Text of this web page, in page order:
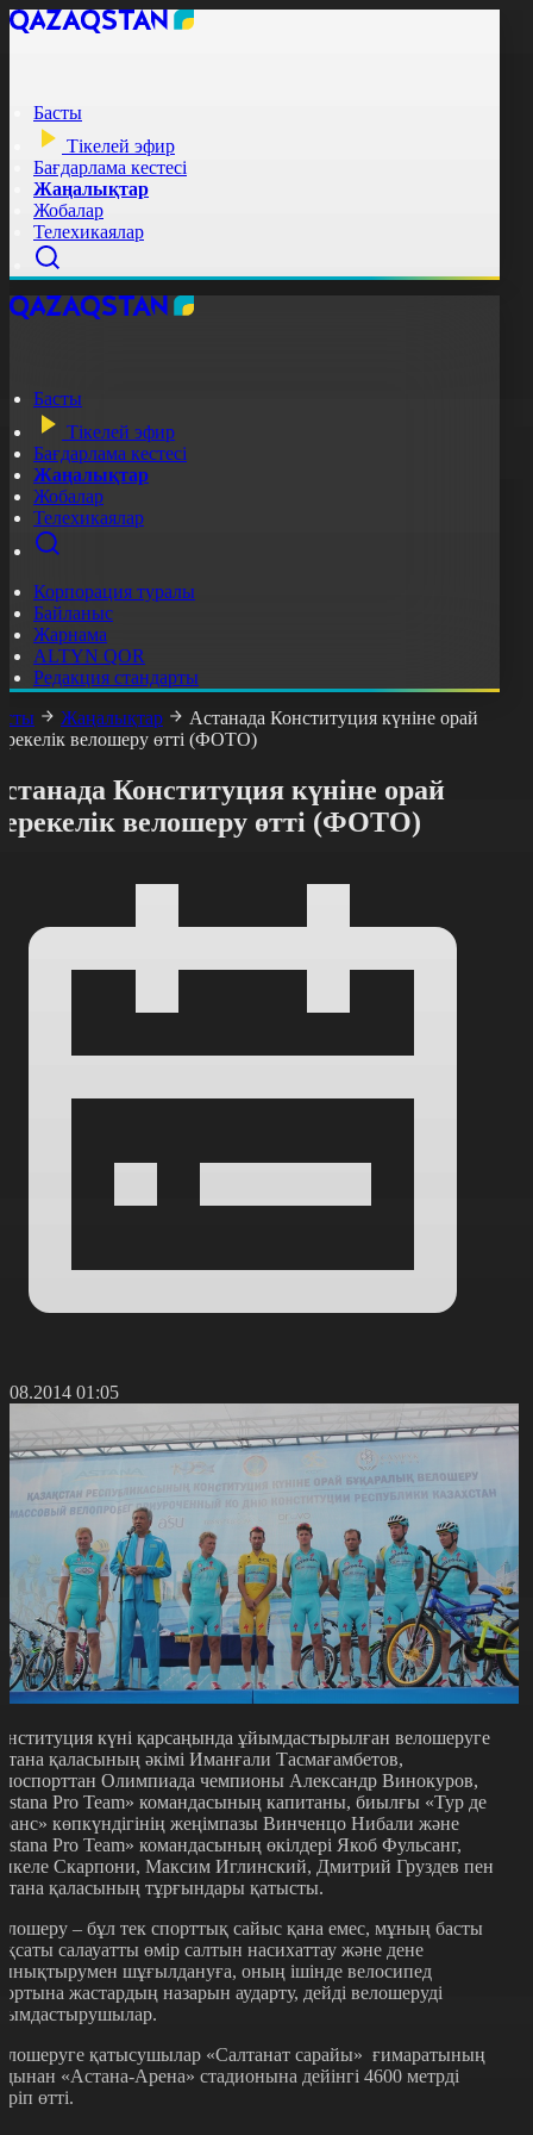
Басты
Тікелей эфир
Бағдарлама кестесі
Жаңалықтар
Жобалар
Телехикаялар
Басты
Тікелей эфир
Бағдарлама кестесі
Жаңалықтар
Жобалар
Телехикаялар
Корпорация туралы
Байланыс
Жарнама
ALTYN QOR
Редакция стандарты
Жаңалықтар
Астанада Конституция күніне орай
велошеру өтті (ФОТО)
Конституция күніне орай
велошеру өтті (ФОТО)
01:05
күні қарсаңында ұйымдастырылған велошеруге
қаласының әкімі Иманғали Тасмағамбетов,
Олимпиада чемпионы Александр Винокуров,
Pro Team» командасының капитаны, биылғы «Тур де
көпкүндігінің жеңімпазы Винченцо Нибали және
Pro Team» командасының өкілдері Якоб Фульсанг,
Скарпони, Максим Иглинский, Дмитрий Груздев пен
қаласының тұрғындары қатысты.
– бұл тек спорттық сайыс қана емес, мұның басты
салауатты өмір салтын насихаттау және дене
шұғылдануға, оның ішінде велосипед
жастардың назарын аударту, дейді велошеруді
қатысушылар «Салтанат сарайы» ғимаратының
«Астана-Арена» стадионына дейінгі 4600 метрді
өтті.